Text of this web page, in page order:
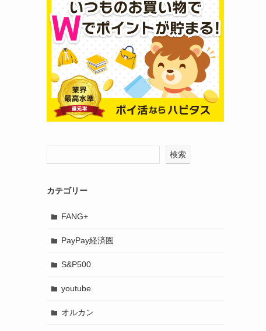
検索
カテゴリー
FANG+
PayPay経済圏
S&P500
youtube
オルカン